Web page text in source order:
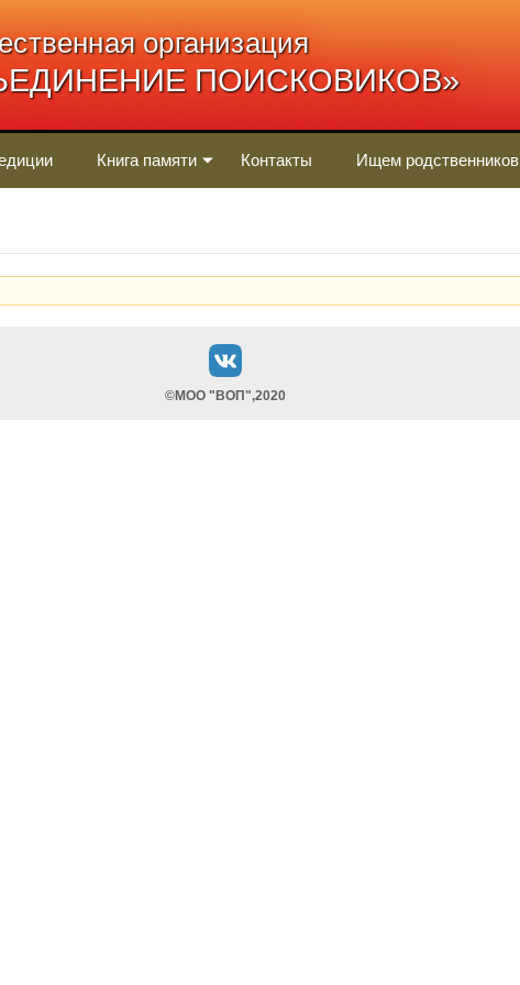
организация
ПОИСКОВИКОВ»
Книга памяти Контакты Ищем родственников
©МОО "ВОП",2020